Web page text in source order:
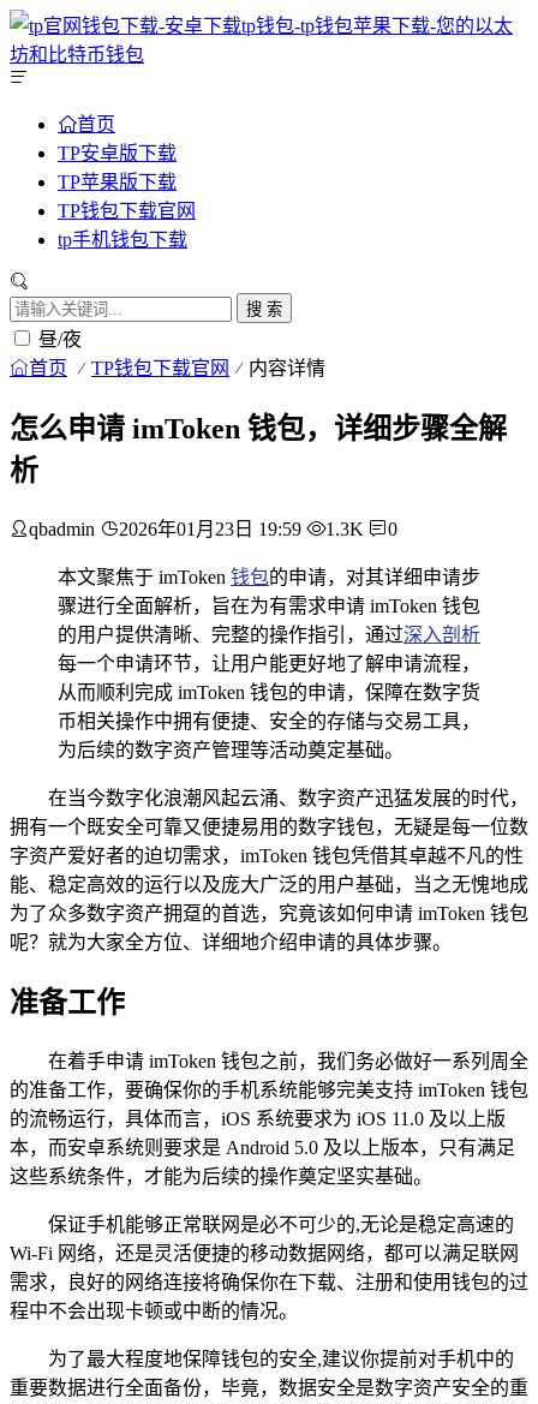
首页
TP安卓版下载
TP苹果版下载
TP钱包下载官网
tp手机钱包下载
搜 索
昼/夜
首页 TP钱包下载官网 内容详情
怎么申请 imToken 钱包，详细步骤全解
析
qbadmin 2026年01月23日 19:59 1.3K 0
本文聚焦于 imToken 钱包的申请，对其详细申请步
骤进行全面解析，旨在为有需求申请 imToken 钱包
的用户提供清晰、完整的操作指引，通过深入剖析
每一个申请环节，让用户能更好地了解申请流程，
从而顺利完成 imToken 钱包的申请，保障在数字货
币相关操作中拥有便捷、安全的存储与交易工具，
为后续的数字资产管理等活动奠定基础。
在当今数字化浪潮风起云涌、数字资产迅猛发展的时代，
拥有一个既安全可靠又便捷易用的数字钱包，无疑是每一位数
字资产爱好者的迫切需求，imToken 钱包凭借其卓越不凡的性
能、稳定高效的运行以及庞大广泛的用户基础，当之无愧地成
为了众多数字资产拥趸的首选，究竟该如何申请 imToken 钱包
呢？就为大家全方位、详细地介绍申请的具体步骤。
准备工作
在着手申请 imToken 钱包之前，我们务必做好一系列周全
的准备工作，要确保你的手机系统能够完美支持 imToken 钱包
的流畅运行，具体而言，iOS 系统要求为 iOS 11.0 及以上版
本，而安卓系统则要求是 Android 5.0 及以上版本，只有满足
这些系统条件，才能为后续的操作奠定坚实基础。
保证手机能够正常联网是必不可少的,无论是稳定高速的
Wi-Fi 网络，还是灵活便捷的移动数据网络，都可以满足联网
需求，良好的网络连接将确保你在下载、注册和使用钱包的过
程中不会出现卡顿或中断的情况。
为了最大程度地保障钱包的安全,建议你提前对手机中的
重要数据进行全面备份，毕竟，数据安全是数字资产安全的重